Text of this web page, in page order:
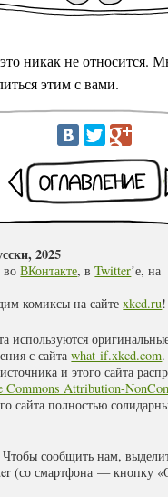
никак не относится.
этим с вами.
2025
воВКонтакте, вTwitterʼе, на
комиксы на сайтеxkcd.ru!
используются
с сайтаwhat-if.xkcd.com.
и этого сайта
Commons Attribution-
сайта полностью
сообщить нам,
(со смартфона — кнопку